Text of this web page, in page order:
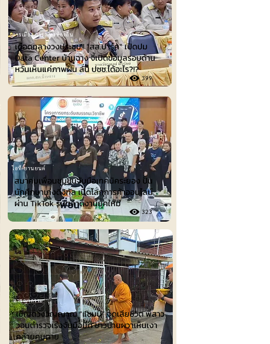
เดือดกลางวงประชุม!! “สส.ปาร์ค” เปิดปม
Data Center บ้านฉาง จี้เปิดข้อมูลรอบด้าน
หวั่นเห็นแค่ภาพฝัน ลั่น ปชช.ได้อะไร?!?
399
เชิญดวงวิญญาณ “แชมป์” จุดเสียชีวิต พี่สาว
วอนตำรวจเร่งจับมือมีด ชาวบ้านผวาเห็นเงา
คล้ายคนตาย
อาชญากรรม
การเมือง-การเมืองท้องถิ่น
ไอที-ยานยนต์
สมาคมเพื่อนชุมชนจับมือเทคนิคระยอง ปั้น
นักศึกษาเก่งดิจิทัล เปิดโลกการค้าออนไลน์
ผ่าน TikTok รับตลาดงานยุคใหม่
323